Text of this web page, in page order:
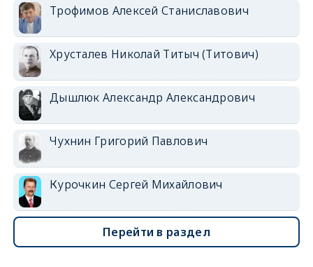
Трофимов Алексей Станиславович
Хрусталев Николай Титыч (Титович)
Дышлюк Александр Александрович
Чухнин Григорий Павлович
Курочкин Сергей Михайлович
Перейти в раздел